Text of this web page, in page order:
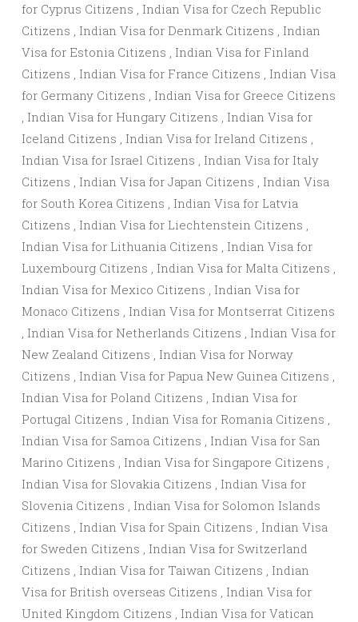
for Cyprus Citizens , Indian Visa for Czech Republic
Citizens , Indian Visa for Denmark Citizens , Indian
Visa for Estonia Citizens , Indian Visa for Finland
Citizens , Indian Visa for France Citizens , Indian Visa
for Germany Citizens , Indian Visa for Greece Citizens
, Indian Visa for Hungary Citizens , Indian Visa for
Iceland Citizens , Indian Visa for Ireland Citizens ,
Indian Visa for Israel Citizens , Indian Visa for Italy
Citizens , Indian Visa for Japan Citizens , Indian Visa
for South Korea Citizens , Indian Visa for Latvia
Citizens , Indian Visa for Liechtenstein Citizens ,
Indian Visa for Lithuania Citizens , Indian Visa for
Luxembourg Citizens , Indian Visa for Malta Citizens ,
Indian Visa for Mexico Citizens , Indian Visa for
Monaco Citizens , Indian Visa for Montserrat Citizens
, Indian Visa for Netherlands Citizens , Indian Visa for
New Zealand Citizens , Indian Visa for Norway
Citizens , Indian Visa for Papua New Guinea Citizens ,
Indian Visa for Poland Citizens , Indian Visa for
Portugal Citizens , Indian Visa for Romania Citizens ,
Indian Visa for Samoa Citizens , Indian Visa for San
Marino Citizens , Indian Visa for Singapore Citizens ,
Indian Visa for Slovakia Citizens , Indian Visa for
Slovenia Citizens , Indian Visa for Solomon Islands
Citizens , Indian Visa for Spain Citizens , Indian Visa
for Sweden Citizens , Indian Visa for Switzerland
Citizens , Indian Visa for Taiwan Citizens , Indian
Visa for British overseas Citizens , Indian Visa for
United Kingdom Citizens , Indian Visa for Vatican